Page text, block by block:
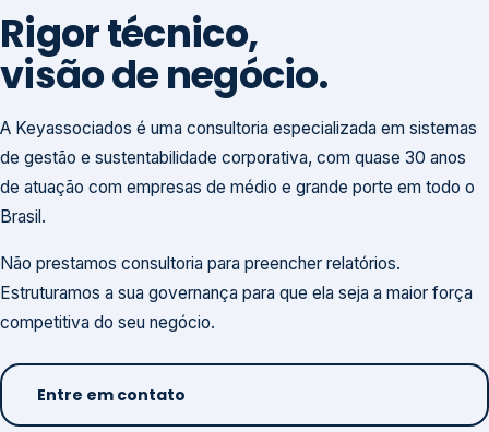
Rigor técnico,
visão de negócio.
A Keyassociados é uma consultoria especializada em sistemas
de gestão e sustentabilidade corporativa, com quase 30 anos
de atuação com empresas de médio e grande porte em todo o
Brasil.
Não prestamos consultoria para preencher relatórios.
Estruturamos a sua governança para que ela seja a maior força
competitiva do seu negócio.
Entre em contato